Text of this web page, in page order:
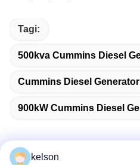
Tagi:
500kva Cummins Diesel
Cummins Diesel
900kW Cummins Diesel
kelson